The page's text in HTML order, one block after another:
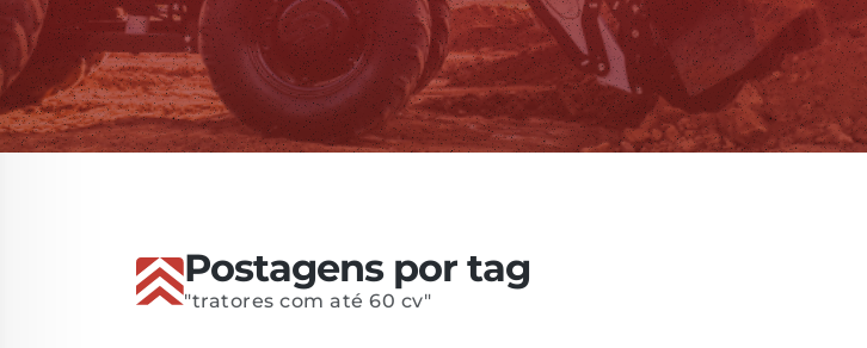
Peças
Postagens por tag
"tratores com até 60 cv"